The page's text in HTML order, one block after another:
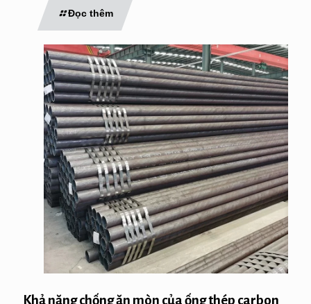
Đọc thêm
Khả năng chống ăn mòn của ống thép carbon